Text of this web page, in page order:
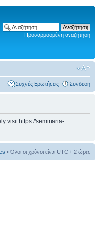
Προσαρμοσμένη αναζήτηση
Συχνές Ερωτήσεις Συνδεση
visit https://seminaria-
• Όλοι οι χρόνοι είναι UTC + 2 ώρες